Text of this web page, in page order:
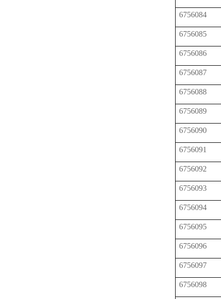
6756084
6756085
6756086
6756087
6756088
6756089
6756090
6756091
6756092
6756093
6756094
6756095
6756096
6756097
6756098